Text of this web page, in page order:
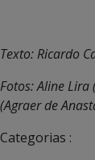
Texto: Ricardo
Fotos: Aline Lira
(Agraer de
Categorias :